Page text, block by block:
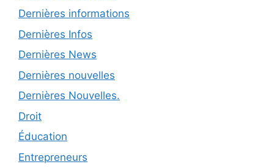
Dernières informations
Dernières Infos
Dernières News
Dernières nouvelles
Dernières Nouvelles.
Droit
Éducation
Entrepreneurs